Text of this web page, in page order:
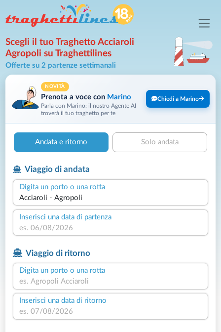
Scegli il tuo Traghetto Acciaroli
Agropoli su Traghettilines
Offerte su 2 partenze settimanali
NOVITÀ
Prenota a voce con Marino
Parla con Marino: il nostro Agente AI
troverà il tuo traghetto per te
Chiedi a Marino
Andata e ritorno Solo andata
Viaggio di andata
Digita un porto o una rotta
Inserisci una data di partenza
Viaggio di ritorno
Digita un porto o una rotta
Inserisci una data di ritorno